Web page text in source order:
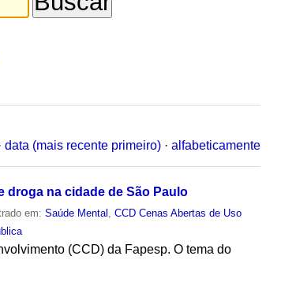
data (mais recente primeiro) · alfabeticamente
droga na cidade de São Paulo
em:Saúde Mental ,CCD Cenas Abertas de Uso
(CCD) da Fapesp. O tema do